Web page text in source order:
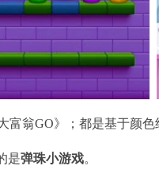
富翁GO》；都是基于颜
是弹珠小游戏。